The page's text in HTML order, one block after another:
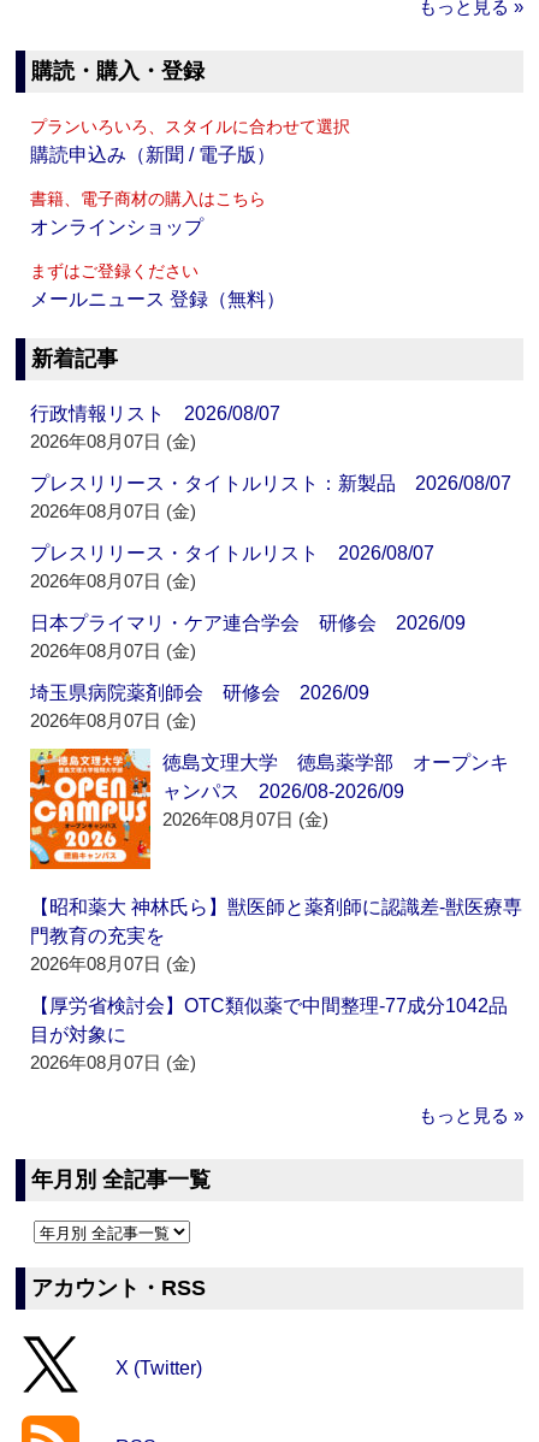
もっと見る »
購読・購入・登録
プランいろいろ、スタイルに合わせて選択
購読申込み（新聞 / 電子版）
書籍、電子商材の購入はこちら
オンラインショップ
まずはご登録ください
メールニュース 登録（無料）
新着記事
行政情報リスト 2026/08/07
2026年08月07日 (金)
プレスリリース・タイトルリスト：新製品 2026/08/07
2026年08月07日 (金)
プレスリリース・タイトルリスト 2026/08/07
2026年08月07日 (金)
日本プライマリ・ケア連合学会 研修会 2026/09
2026年08月07日 (金)
埼玉県病院薬剤師会 研修会 2026/09
2026年08月07日 (金)
徳島文理大学 徳島薬学部 オープンキ
ャンパス 2026/08-2026/09
2026年08月07日 (金)
【昭和薬大 神林氏ら】獣医師と薬剤師に認識差‐獣医療専
門教育の充実を
2026年08月07日 (金)
【厚労省検討会】OTC類似薬で中間整理‐77成分1042品
目が対象に
2026年08月07日 (金)
もっと見る »
年月別 全記事一覧
アカウント・RSS
X (Twitter)